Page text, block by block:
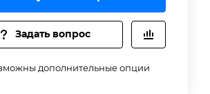
Задать вопрос
дополнительные опции